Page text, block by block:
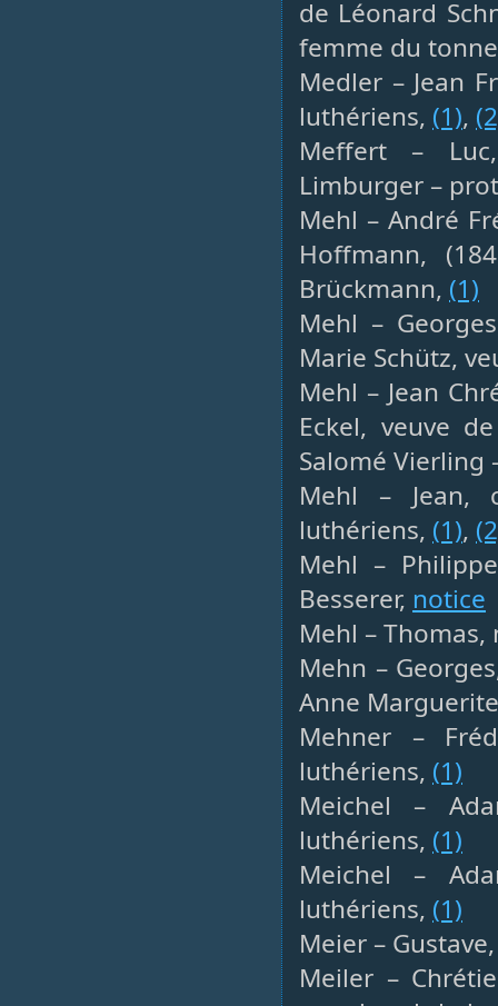
de Léonard
femme du
Medler – Jean
luthériens, (1),
Meffert –
Limburger –
Mehl – André
Hoffmann,
Brückmann, (1)
Mehl –
Marie Schütz,
Mehl – Jean
Eckel, veuve
Salomé
Mehl – Jean,
luthériens, (1),
Mehl –
Besserer, notice
Mehl –
Mehn –
Anne
Mehner –
luthériens, (1)
Meichel –
luthériens, (1)
Meichel –
luthériens, (1)
Meier –
Meiler –